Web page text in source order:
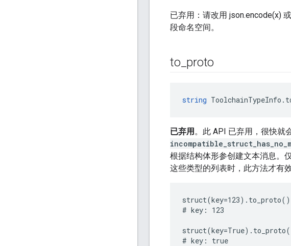
已弃用：请改用 json.encode(x)
段命名空间。
to proto
string
已弃用 。此 API 已弃用，很快就
根据结构体形参创建文本消息。
这些类型的列表时，此方法才有
struct(key=123).to_proto()
# key: 123
# key: true